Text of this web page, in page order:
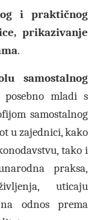
i praktičnog
prikazivanje
.
samostalnog
posebno mladi s
samostalnog
u zajednici, kako
tako i
praksa,
uticaju
odnos prema